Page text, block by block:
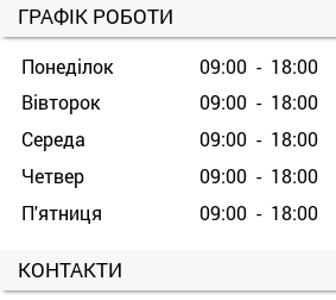
ГРАФІК РОБОТИ
Понеділок
09:00 - 18:00
Вівторок
09:00 - 18:00
Середа
09:00 - 18:00
Четвер
09:00 - 18:00
П'ятниця
09:00 - 18:00
КОНТАКТИ